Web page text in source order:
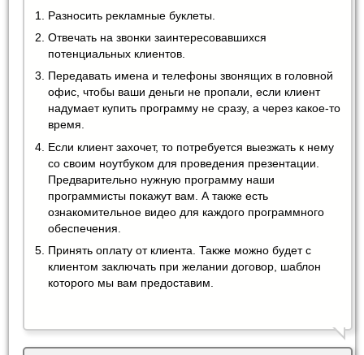
Разносить рекламные буклеты.
Отвечать на звонки заинтересовавшихся
потенциальных клиентов.
Передавать имена и телефоны звонящих в головной
офис, чтобы ваши деньги не пропали, если клиент
надумает купить программу не сразу, а через какое-то
время.
Если клиент захочет, то потребуется выезжать к нему
со своим ноутбуком для проведения презентации.
Предварительно нужную программу наши
программисты покажут вам. А также есть
ознакомительное видео для каждого программного
обеспечения.
Принять оплату от клиента. Также можно будет с
клиентом заключать при желании договор, шаблон
которого мы вам предоставим.